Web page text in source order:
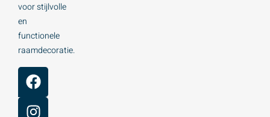
voor stijlvolle
en
functionele
raamdecoratie.